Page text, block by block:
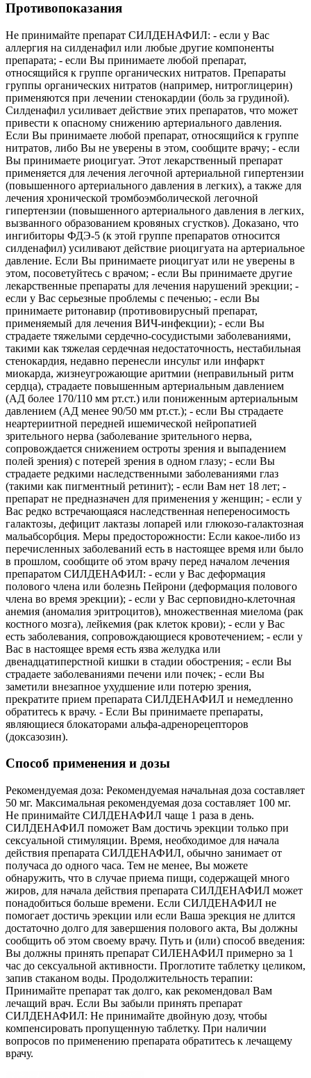
Противопоказания
Не принимайте препарат СИЛДЕНАФИЛ: - если у Вас
аллергия на силденафил или любые другие компоненты
препарата; - если Вы принимаете любой препарат,
относящийся к группе органических нитратов. Препараты
группы органических нитратов (например, нитроглицерин)
применяются при лечении стенокардии (боль за грудиной).
Силденафил усиливает действие этих препаратов, что может
привести к опасному снижению артериального давления.
Если Вы принимаете любой препарат, относящийся к группе
нитратов, либо Вы не уверены в этом, сообщите врачу; - если
Вы принимаете риоцигуат. Этот лекарственный препарат
применяется для лечения легочной артериальной гипертензии
(повышенного артериального давления в легких), а также для
лечения хронической тромбоэмболической легочной
гипертензии (повышенного артериального давления в легких,
вызванного образованием кровяных сгустков). Доказано, что
ингибиторы ФДЭ-5 (к этой группе препаратов относится
силденафил) усиливают действие риоцигуата на артериальное
давление. Если Вы принимаете риоцигуат или не уверены в
этом, посоветуйтесь с врачом; - если Вы принимаете другие
лекарственные препараты для лечения нарушений эрекции; -
если у Вас серьезные проблемы с печенью; - если Вы
принимаете ритонавир (противовирусный препарат,
применяемый для лечения ВИЧ-инфекции); - если Вы
страдаете тяжелыми сердечно-сосудистыми заболеваниями,
такими как тяжелая сердечная недостаточность, нестабильная
стенокардия, недавно перенесли инсульт или инфаркт
миокарда, жизнеугрожающие аритмии (неправильный ритм
сердца), страдаете повышенным артериальным давлением
(АД более 170/110 мм рт.ст.) или пониженным артериальным
давлением (АД менее 90/50 мм рт.ст.); - если Вы страдаете
неартериитной передней ишемической нейропатией
зрительного нерва (заболевание зрительного нерва,
сопровождается снижением остроты зрения и выпадением
полей зрения) с потерей зрения в одном глазу; - если Вы
страдаете редкими наследственными заболеваниями глаз
(такими как пигментный ретинит); - если Вам нет 18 лет; -
препарат не предназначен для применения у женщин; - если у
Вас редко встречающаяся наследственная непереносимость
галактозы, дефицит лактазы лопарей или глюкозо-галактозная
мальабсорбция. Меры предосторожности: Если какое-либо из
перечисленных заболеваний есть в настоящее время или было
в прошлом, сообщите об этом врачу перед началом лечения
препаратом СИЛДЕНАФИЛ: - если у Вас деформация
полового члена или болезнь Пейрони (деформация полового
члена во время эрекции); - если у Вас серповидно-клеточная
анемия (аномалия эритроцитов), множественная миелома (рак
костного мозга), лейкемия (рак клеток крови); - если у Вас
есть заболевания, сопровождающиеся кровотечением; - если у
Вас в настоящее время есть язва желудка или
двенадцатиперстной кишки в стадии обострения; - если Вы
страдаете заболеваниями печени или почек; - если Вы
заметили внезапное ухудшение или потерю зрения,
прекратите прием препарата СИЛДЕНАФИЛ и немедленно
обратитесь к врачу. - Если Вы принимаете препараты,
являющиеся блокаторами альфа-адренорецепторов
(доксазозин).
Способ применения и дозы
Рекомендуемая доза: Рекомендуемая начальная доза составляет
50 мг. Максимальная рекомендуемая доза составляет 100 мг.
Не принимайте СИЛДЕНАФИЛ чаще 1 раза в день.
СИЛДЕНАФИЛ поможет Вам достичь эрекции только при
сексуальной стимуляции. Время, необходимое для начала
действия препарата СИЛДЕНАФИЛ, обычно занимает от
получаса до одного часа. Тем не менее, Вы можете
обнаружить, что в случае приема пищи, содержащей много
жиров, для начала действия препарата СИЛДЕНАФИЛ может
понадобиться больше времени. Если СИЛДЕНАФИЛ не
помогает достичь эрекции или если Ваша эрекция не длится
достаточно долго для завершения полового акта, Вы должны
сообщить об этом своему врачу. Путь и (или) способ введения:
Вы должны принять препарат СИЛЕНАФИЛ примерно за 1
час до сексуальной активности. Проглотите таблетку целиком,
запив стаканом воды. Продолжительность терапии:
Принимайте препарат так долго, как рекомендовал Вам
лечащий врач. Если Вы забыли принять препарат
СИЛДЕНАФИЛ: Не принимайте двойную дозу, чтобы
компенсировать пропущенную таблетку. При наличии
вопросов по применению препарата обратитесь к лечащему
врачу.